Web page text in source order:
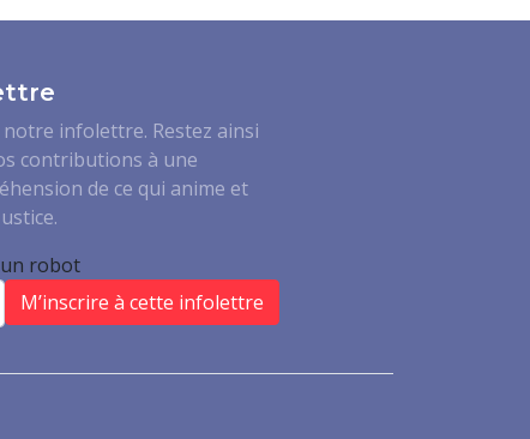
infolettre. Restez ainsi
contributions à une
de ce qui anime et
un robot